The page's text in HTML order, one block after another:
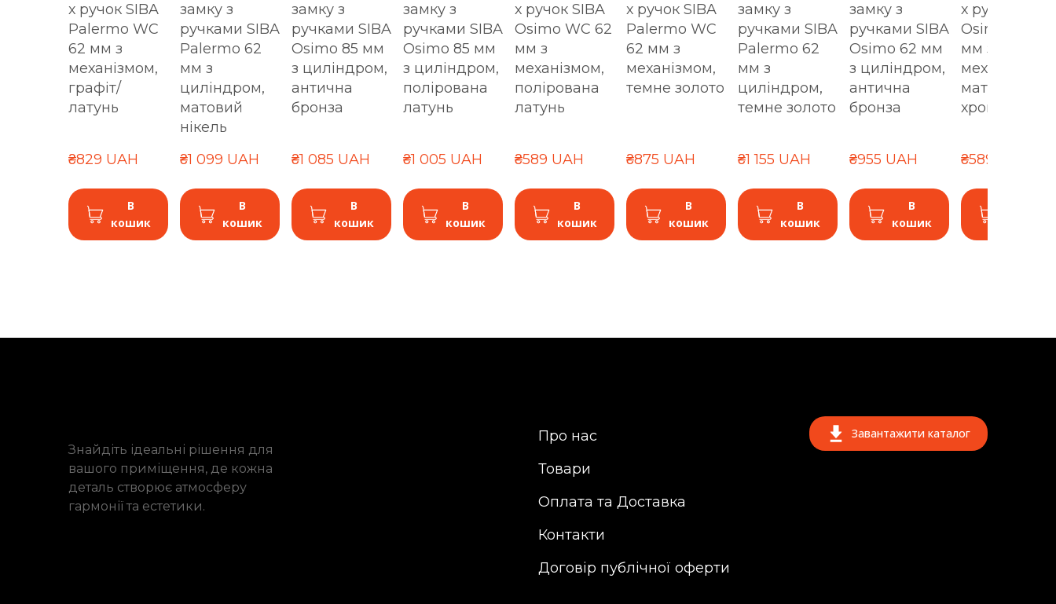
х ручок SIBA
Palermo WC
62 мм з
механізмом,
графіт/
латунь
₴829 UAH
В
кошик
замку з
ручками SIBA
Palermo 62
мм з
циліндром,
матовий
нікель
₴1 099 UAH
В
кошик
замку з
ручками SIBA
Osimo 85 мм
з циліндром,
антична
бронза
₴1 085 UAH
В
кошик
замку з
ручками SIBA
Osimo 85 мм
з циліндром,
полірована
латунь
₴1 005 UAH
В
кошик
х ручок SIBA
Osimo WC 62
мм з
механізмом,
полірована
латунь
₴589 UAH
В
кошик
х ручок SIBA
Palermo WC
62 мм з
механізмом,
темне золото
₴875 UAH
В
кошик
замку з
ручками SIBA
Palermo 62
мм з
циліндром,
темне золото
₴1 155 UAH
В
кошик
замку з
ручками SIBA
Osimo 62 мм
з циліндром,
антична
бронза
₴955 UAH
В
кошик
х ручок SIBA
Osimo WC
мм з
механізмом,
матовий
хром/хром
₴589 UAH
Знайдіть ідеальні рішення для
вашого приміщення, де кожна
деталь створює атмосферу
гармонії та естетики.
Про нас
Товари
Оплата та Доставка
Контакти
Договір публічної оферти
Завантажити каталог